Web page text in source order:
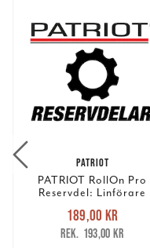
PATRIOT
PATRIOT RollOn Pro
Reservdel: Linförare
Nuvarande pris
189,00 krTidigare pris
193,00 kr
189,00 kr
193,00 kr